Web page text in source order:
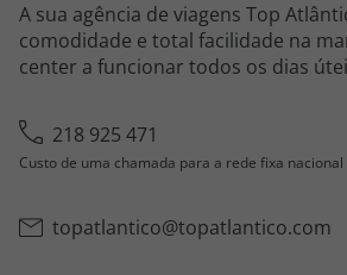
A sua agência de viagens Top
comodidade e total facilidade na
center a funcionar todos os dias
218 925 471
Custo de uma chamada para a rede fixa nacional
topatlantico@topatlantico.com